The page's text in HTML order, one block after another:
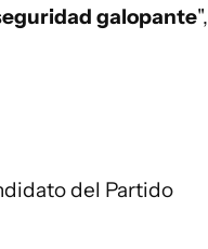
galopante",
del Partido